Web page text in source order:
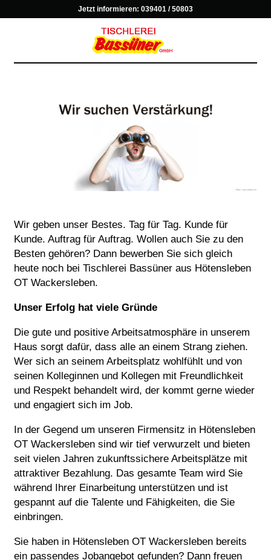
Jetzt informieren: 039401 / 50803
Wir geben unser Bestes. Tag für Tag. Kunde für
Kunde. Auftrag für Auftrag. Wollen auch Sie zu den
Besten gehören? Dann bewerben Sie sich gleich
heute noch bei Tischlerei Bassüner aus Hötensleben
OT Wackersleben.
Unser Erfolg hat viele Gründe
Die gute und positive Arbeitsatmosphäre in unserem
Haus sorgt dafür, dass alle an einem Strang ziehen.
Wer sich an seinem Arbeitsplatz wohlfühlt und von
seinen Kolleginnen und Kollegen mit Freundlichkeit
und Respekt behandelt wird, der kommt gerne wieder
und engagiert sich im Job.
In der Gegend um unseren Firmensitz in Hötensleben
OT Wackersleben sind wir tief verwurzelt und bieten
seit vielen Jahren zukunftssichere Arbeitsplätze mit
attraktiver Bezahlung. Das gesamte Team wird Sie
während Ihrer Einarbeitung unterstützen und ist
gespannt auf die Talente und Fähigkeiten, die Sie
einbringen.
Sie haben in Hötensleben OT Wackersleben bereits
ein passendes Jobangebot gefunden? Dann freuen